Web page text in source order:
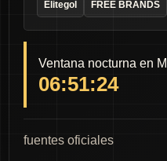
Elitegol FREE BRANDS
Ventana nocturna en
06:51:24
fuentes oficiales